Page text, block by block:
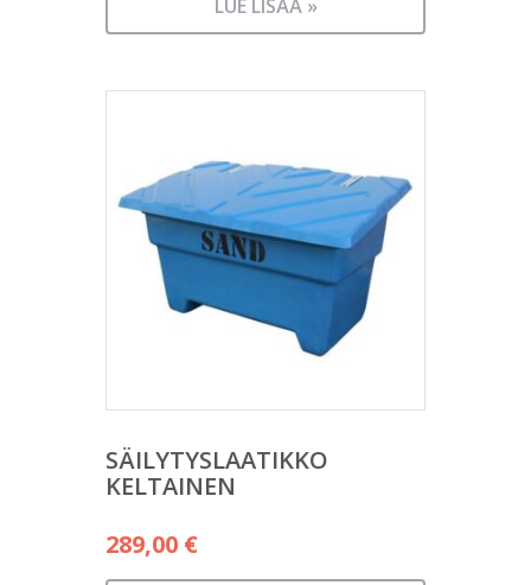
LUE LISÄÄ »
SÄILYTYSLAATIKKO
KELTAINEN
289,00 €